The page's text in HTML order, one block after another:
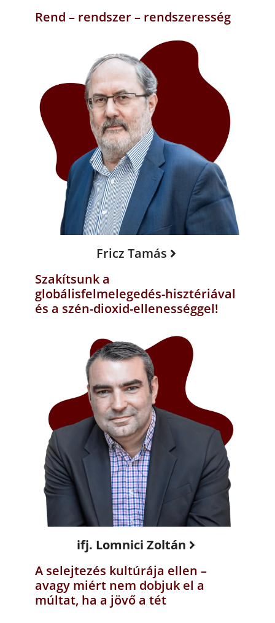
Rend – rendszer – rendszeresség
Fricz Tamás
Szakítsunk a
globálisfelmelegedés-hisztériával
és a szén-dioxid-ellenességgel!
ifj. Lomnici Zoltán
A selejtezés kultúrája ellen –
avagy miért nem dobjuk el a
múltat, ha a jövő a tét